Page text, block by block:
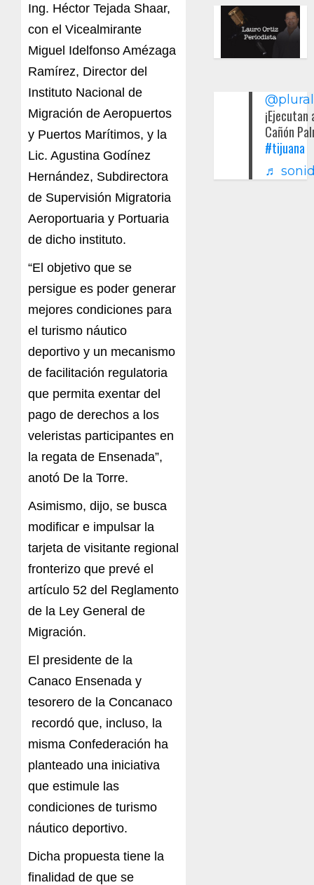
Ing. Héctor Tejada Shaar,
con el Vicealmirante
Miguel Idelfonso Amézaga
Ramírez, Director del
Instituto Nacional de
Migración de Aeropuertos
y Puertos Marítimos, y la
Lic. Agustina Godínez
Hernández, Subdirectora
de Supervisión Migratoria
Aeroportuaria y Portuaria
de dicho instituto.
“El objetivo que se
persigue es poder generar
mejores condiciones para
el turismo náutico
deportivo y un mecanismo
de facilitación regulatoria
que permita exentar del
pago de derechos a los
veleristas participantes en
la regata de Ensenada”,
anotó De la Torre.
Asimismo, dijo, se busca
modificar e impulsar la
tarjeta de visitante regional
fronterizo que prevé el
artículo 52 del Reglamento
de la Ley General de
Migración.
El presidente de la
Canaco Ensenada y
tesorero de la Concanaco
recordó que, incluso, la
misma Confederación ha
planteado una iniciativa
que estimule las
condiciones de turismo
náutico deportivo.
Dicha propuesta tiene la
finalidad de que se
Cañón
#tijuana
♬